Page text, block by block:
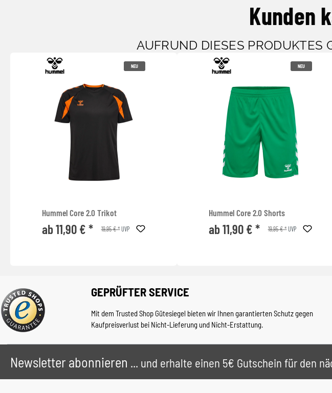
Kunden
AUFRUND DIESES PRODUKTES
NEU
Hummel Core 2.0 Trikot
ab 11,90 € * 19,95 € *UVP
NEU
Hummel Core 2.0 Shorts
ab 11,90 € * 19,95 € *UVP
GEPRÜFTER SERVICE
Mit dem Trusted Shop Gütesiegel bieten wir Ihnen garantierten Schutz gegen
Kaufpreisverlust bei Nicht-Lieferung und Nicht-Erstattung.
Newsletter abonnieren ... und erhalte einen 5€ Gutschein für den